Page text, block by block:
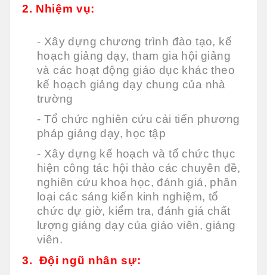
2. Nhiệm vụ:
- Xây dựng chương trình đào tạo, kế
hoạch giảng dạy, tham gia hội giảng
và các hoạt động giáo dục khác theo
kế hoạch giảng dạy chung của nhà
trường
- Tổ chức nghiên cứu cải tiến phương
pháp giảng dạy, học tập
- Xây dựng kế hoạch và tổ chức thục
hiện công tác hội thảo các chuyên đề,
nghiên cứu khoa học, đánh giá, phân
loại các sáng kiến kinh nghiệm, tổ
chức dự giờ, kiểm tra, đánh giá chất
lượng giảng dạy của giáo viên, giảng
viên.
3.
Đội ngũ nhân sự: